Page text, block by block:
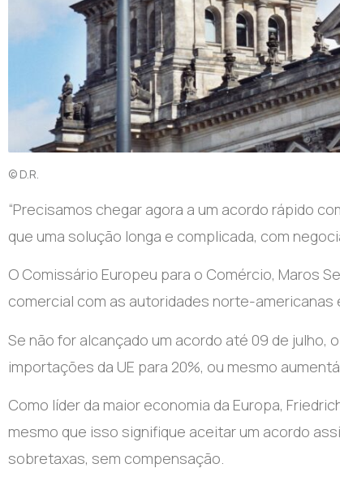
© D.R.
“Precisamos chegar agora a um acordo rápido
que uma solução longa e complicada, com
O Comissário Europeu para o Comércio, Maros
comercial com as autoridades norte-americanas
Se não for alcançado um acordo até 09 de
importações da UE para 20%, ou mesmo
Como líder da maior economia da Europa,
mesmo que isso signifique aceitar um acordo
sobretaxas, sem compensação.